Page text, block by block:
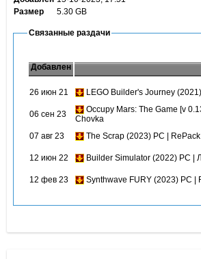
Размер
5.30 GB
Связанные раздачи
Добавлен
26 июн 21 LEGO Builder's Journey
06 сен 23
Occupy Mars: The Game [v
Chovka
07 авг 23
The Scrap (2023) PC |
12 июн 22 Builder Simulator (2022) PC |
12 фев 23 Synthwave FURY (2023) PC |